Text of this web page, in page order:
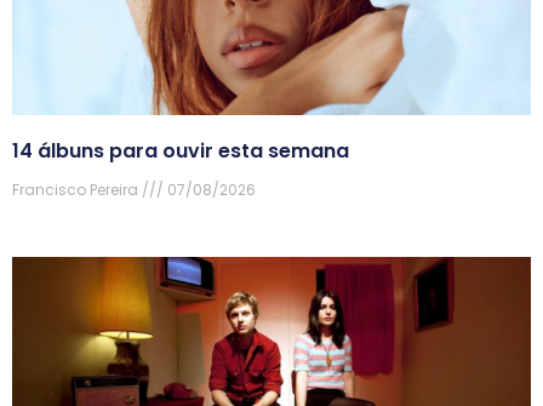
14 álbuns para ouvir esta semana
Francisco Pereira 07/08/2026